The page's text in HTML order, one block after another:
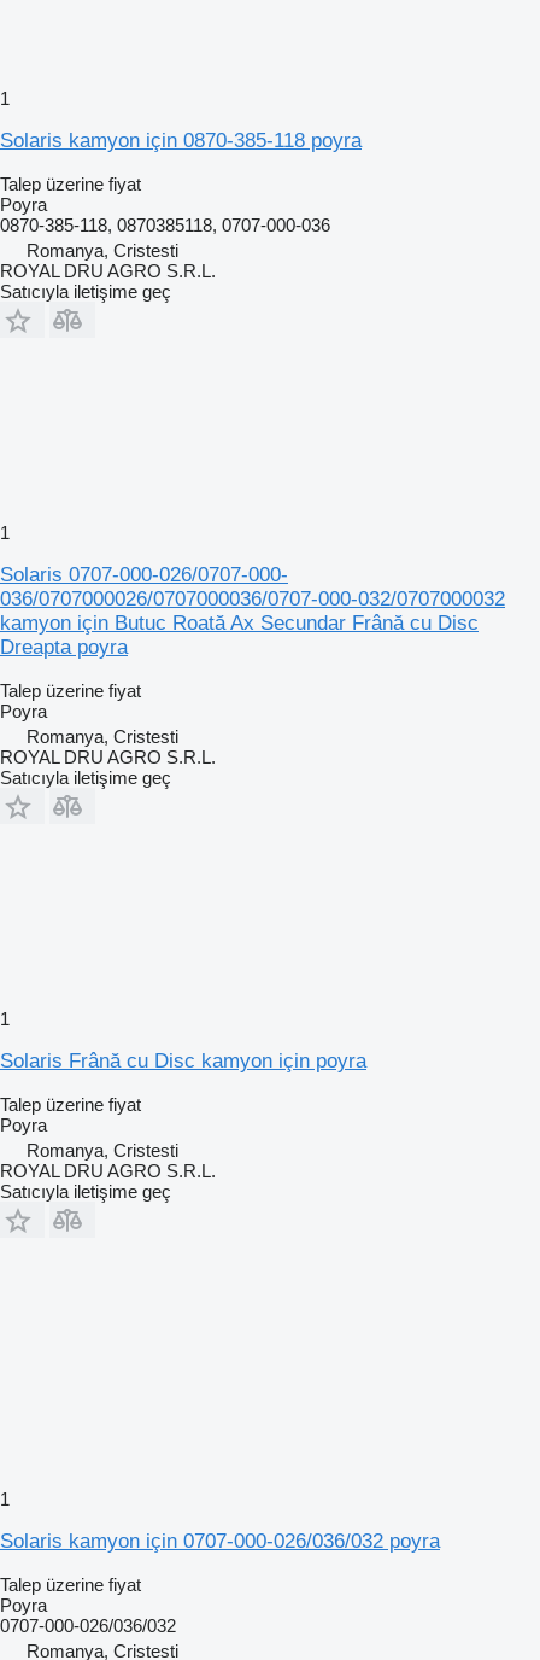
1
Solaris kamyon için 0870-385-118 poyra
Talep üzerine fiyat
Poyra
0870-385-118, 0870385118, 0707-000-036
Romanya, Cristesti
ROYAL DRU AGRO S.R.L.
Satıcıyla iletişime geç
1
Solaris 0707-000-026/0707-000-
036/0707000026/0707000036/0707-000-032/0707000032
kamyon için Butuc Roată Ax Secundar Frână cu Disc
Dreapta poyra
Talep üzerine fiyat
Poyra
Romanya, Cristesti
ROYAL DRU AGRO S.R.L.
Satıcıyla iletişime geç
1
Solaris Frână cu Disc kamyon için poyra
Talep üzerine fiyat
Poyra
Romanya, Cristesti
ROYAL DRU AGRO S.R.L.
Satıcıyla iletişime geç
1
Solaris kamyon için 0707-000-026/036/032 poyra
Talep üzerine fiyat
Poyra
0707-000-026/036/032
Romanya, Cristesti